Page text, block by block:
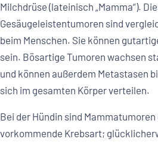
Milchdrüse (lateinisch „Mamma“).
Gesäugeleistentumoren sind
beim Menschen. Sie können
sein. Bösartige Tumoren wachsen
und können außerdem Metastasen
sich im gesamten Körper verteilen.
Bei der Hündin sind
vorkommende Krebsart;